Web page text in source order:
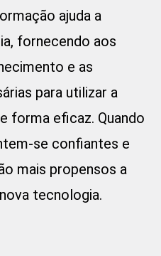
ajuda a
fornecendo aos
e as
para utilizar a
forma eficaz. Quando
se confiantes e
mais propensos a
tecnologia.